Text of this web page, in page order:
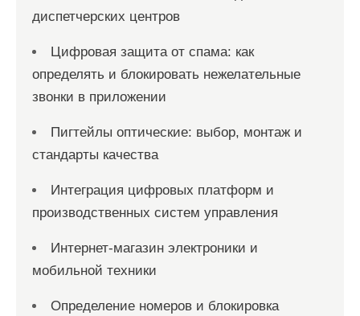
диспетчерских центров
Цифровая защита от спама: как
определять и блокировать нежелательные
звонки в приложении
Пигтейлы оптические: выбор, монтаж и
стандарты качества
Интеграция цифровых платформ и
производственных систем управления
Интернет-магазин электроники и
мобильной техники
Определение номеров и блокировка